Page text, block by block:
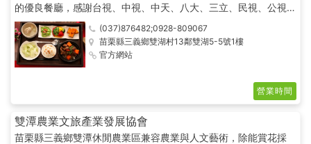
的優良餐廳，感謝台視、中視、中天、八大、三立、民視、公視、
東森、非凡、客家等電視台、蘋果、中時、聯合等大報極力推薦的
美食報導餐廳。
(037)876482;0928-809067
苗栗縣三義鄉雙湖村13鄰雙湖5-5號1樓
官方網站
營業時間
雙潭農業文旅產業發展協會
苗栗縣三義鄉雙潭休閒農業區兼容農業與人文藝術，除能賞花採